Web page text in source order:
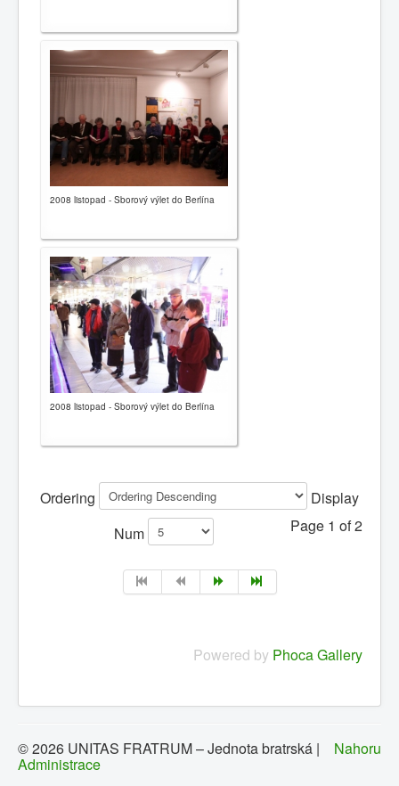
2008 listopad - Sborový výlet do Berlína
2008 listopad - Sborový výlet do Berlína
Ordering
Display
Num
Page 1 of 2
Powered by Phoca Gallery
Nahoru
© 2026 UNITAS FRATRUM – Jednota bratrská |
Administrace